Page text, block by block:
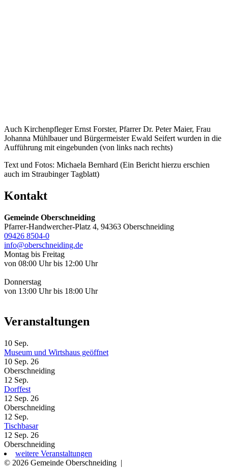
Auch Kirchenpfleger Ernst Forster, Pfarrer Dr. Peter Maier, Frau
Johanna Mühlbauer und Bürgermeister Ewald Seifert wurden in die
Aufführung mit eingebunden (von links nach rechts)
Text und Fotos: Michaela Bernhard (Ein Bericht hierzu erschien
auch im Straubinger Tagblatt)
Kontakt
Gemeinde Oberschneiding
Pfarrer-Handwercher-Platz 4, 94363 Oberschneiding
09426 8504-0
info@oberschneiding.de
Montag bis Freitag
von 08:00 Uhr bis 12:00 Uhr
Donnerstag
von 13:00 Uhr bis 18:00 Uhr
Veranstaltungen
10 Sep.
Museum und Wirtshaus geöffnet
10 Sep. 26
Oberschneiding
12 Sep.
Dorffest
12 Sep. 26
Oberschneiding
12 Sep.
Tischbasar
12 Sep. 26
Oberschneiding
weitere Veranstaltungen
© 2026 Gemeinde Oberschneiding |